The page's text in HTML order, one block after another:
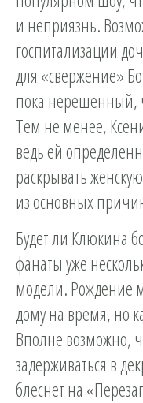
и неприязнь.
госпитализации
для «свержение»
пока нерешенный,
Тем не менее,
ведь ей
раскрывать
из основных
Будет ли Клюкина
фанаты уже
модели. Рождение
дому на время, но
Вполне возможно,
задерживаться в
блеснет на